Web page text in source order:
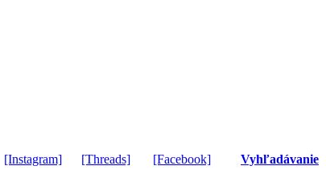
[Instagram] [Threads] [Facebook] Vyhľadávanie